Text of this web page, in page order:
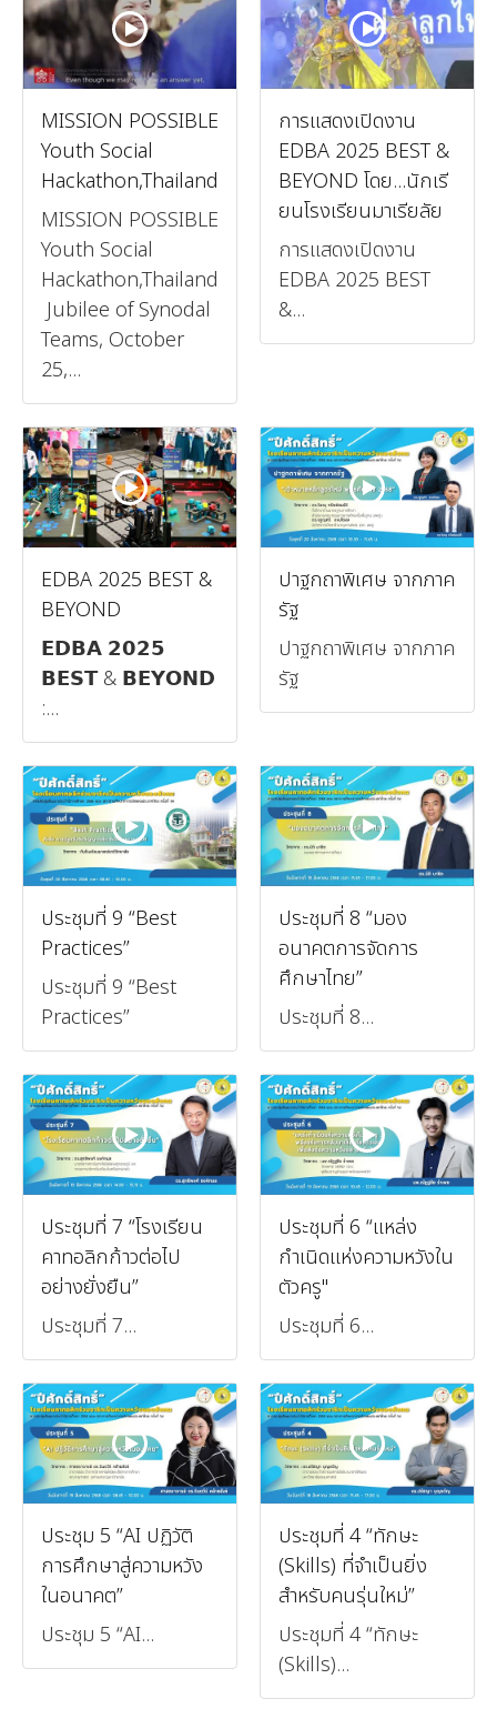
MISSION POSSIBLE
Youth Social
Hackathon,Thailand
MISSION POSSIBLE
Youth Social
Hackathon,Thailand
Jubilee of Synodal
Teams, October
25,...
การแสดงเปิดงาน
EDBA 2025 BEST &
BEYOND โดย...นักเรี
ยนโรงเรียนมาเรียลัย
การแสดงเปิดงาน
EDBA 2025 BEST
&...
EDBA 2025 BEST &
BEYOND
𝗘𝗗𝗕𝗔 𝟮𝟬𝟮𝟱
𝗕𝗘𝗦𝗧 & 𝗕𝗘𝗬𝗢𝗡𝗗
:...
ปาฐกถาพิเศษ จากภาค
รัฐ
ปาฐกถาพิเศษ จากภาค
รัฐ
ประชุมที่ 9 “Best
Practices”
ประชุมที่ 9 “Best
Practices”
ประชุมที่ 8 “มอง
อนาคตการจัดการ
ศึกษาไทย”
ประชุมที่ 8...
ประชุมที่ 7 “โรงเรียน
คาทอลิกก้าวต่อไป
อย่างยั่งยืน”
ประชุมที่ 7...
ประชุมที่ 6 “แหล่ง
กำเนิดแห่งความหวังใน
ตัวครู"
ประชุมที่ 6...
ประชุม 5 “AI ปฏิวัติ
การศึกษาสู่ความหวัง
ในอนาคต”
ประชุม 5 “AI...
ประชุมที่ 4 “ทักษะ
(Skills) ที่จำเป็นยิ่ง
สำหรับคนรุ่นใหม่”
ประชุมที่ 4 “ทักษะ
(Skills)...